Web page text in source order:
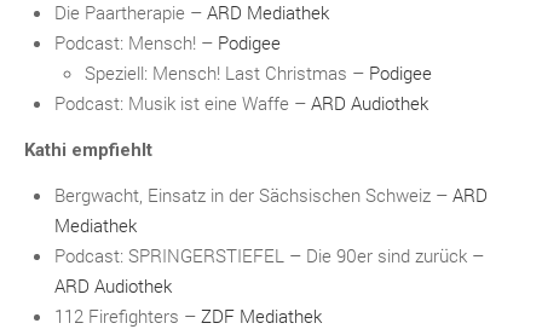
Die Paartherapie – ARD Mediathek
Podcast: Mensch! – Podigee
Speziell: Mensch! Last Christmas – Podigee
Podcast: Musik ist eine Waffe – ARD Audiothek
Kathi empfiehlt
Bergwacht, Einsatz in der Sächsischen Schweiz – ARD
Mediathek
Podcast: SPRINGERSTIEFEL – Die 90er sind zurück –
ARD Audiothek
112 Firefighters – ZDF Mediathek